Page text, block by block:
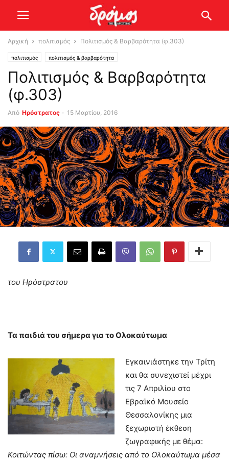
Αρχική πολιτισμός Πολιτισμός & Βαρβαρότητα (φ.303)
πολιτισμός πολιτισμός & βαρβαρότητα
Πολιτισμός & Βαρβαρότητα
(φ.303)
Από Ηρόστρατος - 15 Μαρτίου, 2016
του Ηρόστρατου
Τα παιδιά του σήμερα για το Ολοκαύτωμα
Εγκαινιάστηκε την Τρίτη
και θα συνεχιστεί μέχρι
τις 7 Απριλίου στο
Εβραϊκό Μουσείο
Θεσσαλονίκης μια
ξεχωριστή έκθεση
ζωγραφικής με θέμα:
Κοιτώντας πίσω: Οι αναμνήσεις από το Ολοκαύτωμα μέσα